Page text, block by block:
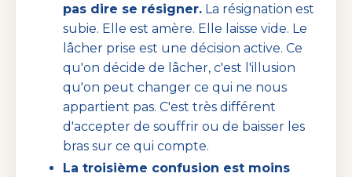
pas dire se résigner. La résignation est
subie. Elle est amère. Elle laisse vide. Le
lâcher prise est une décision active. Ce
qu'on décide de lâcher, c'est l'illusion
qu'on peut changer ce qui ne nous
appartient pas. C'est très différent
d'accepter de souffrir ou de baisser les
bras sur ce qui compte.
La troisième confusion est moins